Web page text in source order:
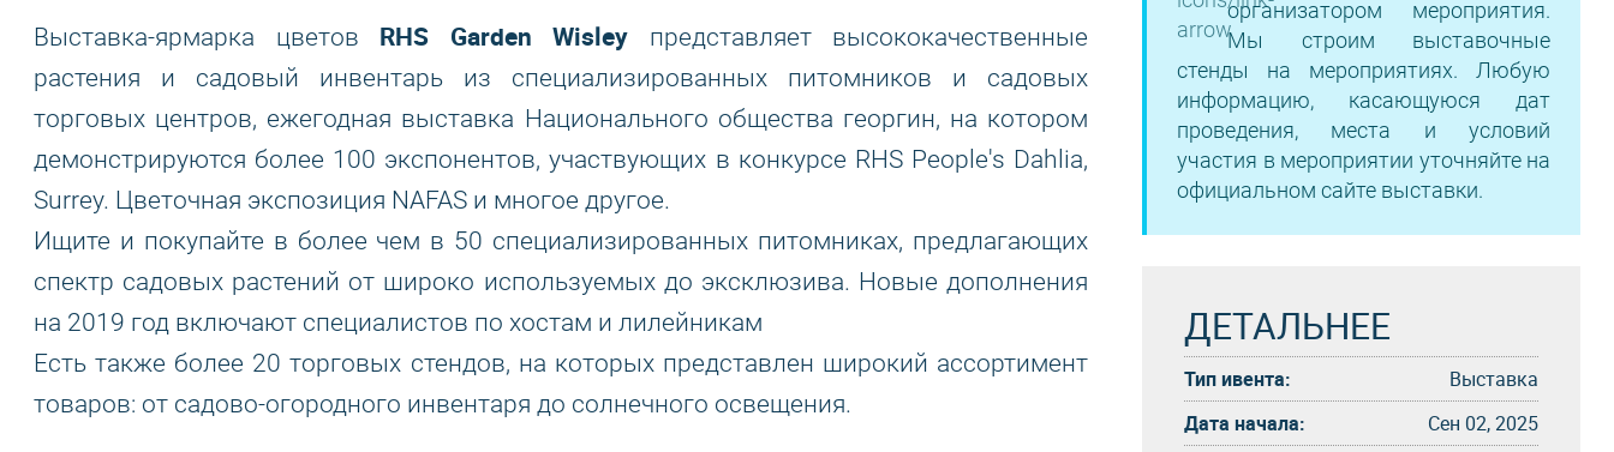
Выставка-ярмарка цветов RHS Garden Wisley представляет высококачественные
растения и садовый инвентарь из специализированных питомников и садовых
торговых центров, ежегодная выставка Национального общества георгин, на котором
демонстрируются более 100 экспонентов, участвующих в конкурсе RHS People's Dahlia,
Surrey. Цветочная экспозиция NAFAS и многое другое.
Ищите и покупайте в более чем в 50 специализированных питомниках, предлагающих
спектр садовых растений от широко используемых до эксклюзива. Новые дополнения
на 2019 год включают специалистов по хостам и лилейникам
Есть также более 20 торговых стендов, на которых представлен широкий ассортимент
товаров: от садово-огородного инвентаря до солнечного освещения.
организатором мероприятия.
Мы строим выставочные
стенды на мероприятиях. Любую
информацию, касающуюся дат
проведения, места и условий
участия в мероприятии уточняйте на
официальном сайте выставки.
ДЕТАЛЬНЕЕ
Тип ивента:
Выставка
Дата начала:
Сен 02, 2025